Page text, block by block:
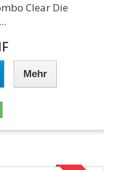
Clear Die
Mehr